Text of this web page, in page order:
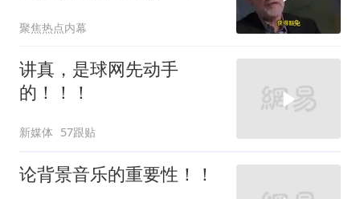
聚焦热点内幕
讲真，是球网先动手
的！！！
新媒体 57跟贴
论背景音乐的重要性！！